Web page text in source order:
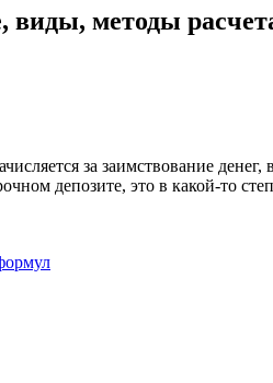
виды, методы
за заимствование
депозите, это в какой-то